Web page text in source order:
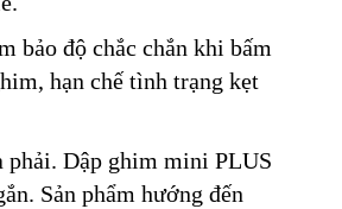
bảo độ chắc chắn khi bấm
hạn chế tình trạng kẹt
phải. Dập ghim mini PLUS
Sản phẩm hướng đến